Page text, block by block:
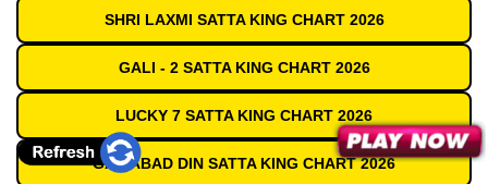
SHRI LAXMI SATTA KING CHART 2026
GALI - 2 SATTA KING CHART 2026
LUCKY 7 SATTA KING CHART 2026
GAZIABAD DIN SATTA KING CHART 2026